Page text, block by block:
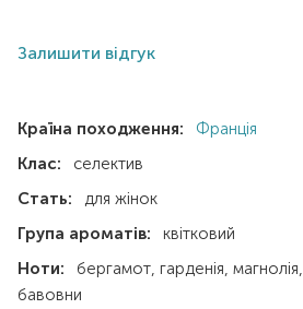
Залишити відгук
Країна походження:
Франція
Клас:
селектив
Стать:
для жінок
Група ароматів:
квітковий
Ноти:
бергамот гарденія магнолія
бавовни